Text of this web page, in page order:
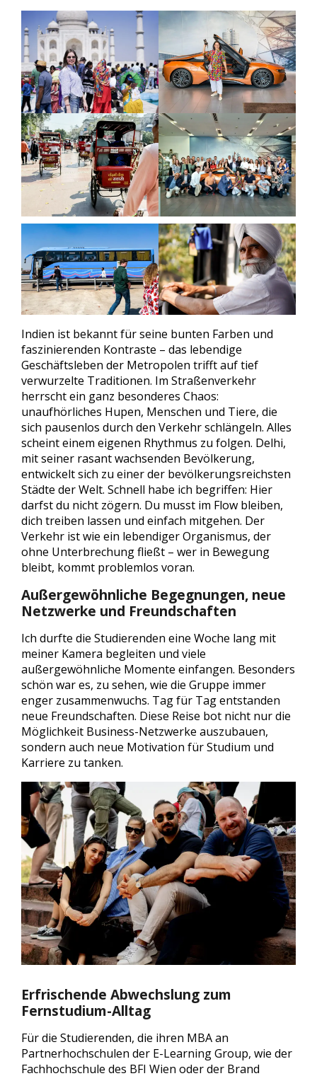
Indien ist bekannt für seine bunten Farben und
faszinierenden Kontraste – das lebendige
Geschäftsleben der Metropolen trifft auf tief
verwurzelte Traditionen. Im Straßenverkehr
herrscht ein ganz besonderes Chaos:
unaufhörliches Hupen, Menschen und Tiere, die
sich pausenlos durch den Verkehr schlängeln. Alles
scheint einem eigenen Rhythmus zu folgen. Delhi,
mit seiner rasant wachsenden Bevölkerung,
entwickelt sich zu einer der bevölkerungsreichsten
Städte der Welt. Schnell habe ich begriffen: Hier
darfst du nicht zögern. Du musst im Flow bleiben,
dich treiben lassen und einfach mitgehen. Der
Verkehr ist wie ein lebendiger Organismus, der
ohne Unterbrechung fließt – wer in Bewegung
bleibt, kommt problemlos voran.
Außergewöhnliche Begegnungen, neue
Netzwerke und Freundschaften
Ich durfte die Studierenden eine Woche lang mit
meiner Kamera begleiten und viele
außergewöhnliche Momente einfangen. Besonders
schön war es, zu sehen, wie die Gruppe immer
enger zusammenwuchs. Tag für Tag entstanden
neue Freundschaften. Diese Reise bot nicht nur die
Möglichkeit Business-Netzwerke auszubauen,
sondern auch neue Motivation für Studium und
Karriere zu tanken.
Erfrischende Abwechslung zum
Fernstudium-Alltag
Für die Studierenden, die ihren MBA an
Partnerhochschulen der E-Learning Group, wie der
Fachhochschule des BFI Wien oder der Brand